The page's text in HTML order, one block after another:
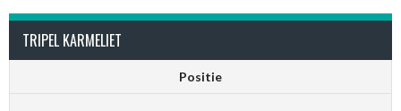
TRIPEL KARMELIET
Positie